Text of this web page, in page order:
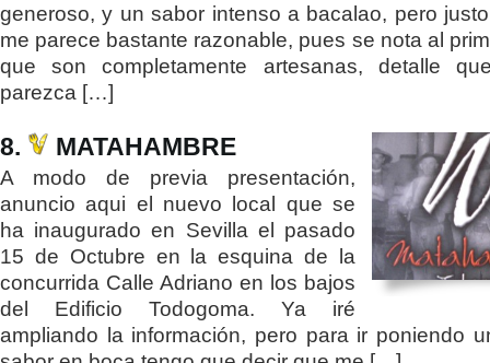
generoso, y un sabor intenso a bacalao, pero
me parece bastante razonable, pues se nota al
que son completamente artesanas, detalle
parezca […]
8. MATAHAMBRE
A modo de previa presentación,
anuncio aqui el nuevo local que se
ha inaugurado en Sevilla el pasado
15 de Octubre en la esquina de la
concurrida Calle Adriano en los bajos
del Edificio Todogoma. Ya iré
ampliando la información, pero para ir poniendo